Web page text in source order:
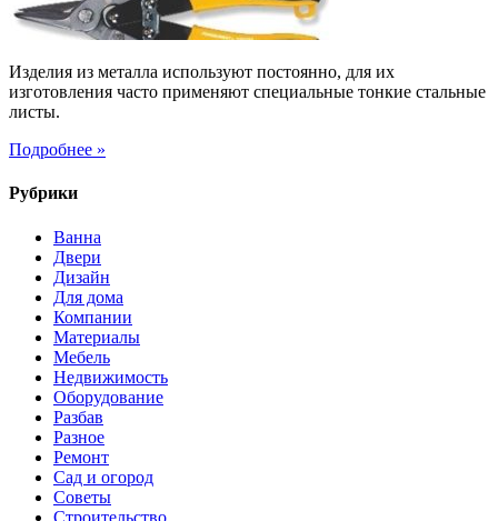
Изделия из металла используют постоянно, для их
изготовления часто применяют специальные тонкие стальные
листы.
Подробнее »
Рубрики
Ванна
Двери
Дизайн
Для дома
Компании
Материалы
Мебель
Недвижимость
Оборудование
Разбав
Разное
Ремонт
Сад и огород
Советы
Строительство